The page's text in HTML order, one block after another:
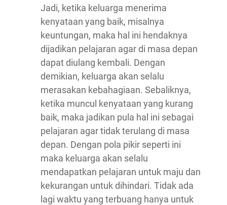
Jadi, ketika keluarga menerima
kenyataan yang baik, misalnya
keuntungan, maka hal ini hendaknya
dijadikan pelajaran agar di masa depan
dapat diulang kembali. Dengan
demikian, keluarga akan selalu
merasakan kebahagiaan. Sebaliknya,
ketika muncul kenyataan yang kurang
baik, maka jadikan pula hal ini sebagai
pelajaran agar tidak terulang di masa
depan. Dengan pola pikir seperti ini
maka keluarga akan selalu
mendapatkan pelajaran untuk maju dan
kekurangan untuk dihindari. Tidak ada
lagi waktu yang terbuang hanya untuk